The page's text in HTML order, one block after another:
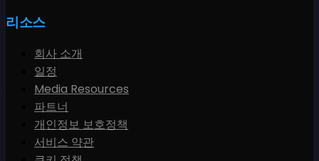
리소스
회사 소개
일정
Media Resources
파트너
개인정보 보호정책
서비스 약관